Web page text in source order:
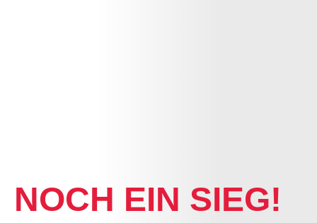
NOCH EIN SIEG!